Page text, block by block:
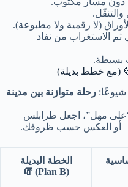
(لا رقمية ولا مطبوعة).
الاستغراب من نفاد
بسيطة.
شيوعًا: رحلة متوازنة بين مدينة
“على مهل”، اجعل طرابلس
العكس حسب ظروفك.
الخطة البديلة
(Plan B) 🧯